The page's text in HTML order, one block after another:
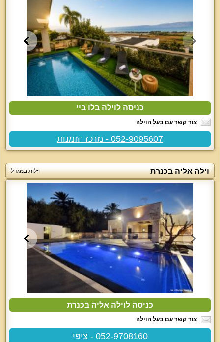
כניסה לוילה בלו ביי
צור קשר עם בעל הוילה
052-9095607 - מרכז הזמנות
וילה אליה בכנרת וילות במגדל
כניסה לוילה אליה בכנרת
צור קשר עם בעל הוילה
052-9708160 - ציפי